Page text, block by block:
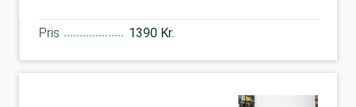
Pris 1390 Kr.